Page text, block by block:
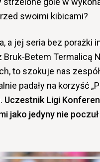
swoimi kibicami?
a jej seria bez porażki
Betem Termalicą
to szokuje nas
padały na korzyść
Uczestnik Ligi
jako jedyny nie